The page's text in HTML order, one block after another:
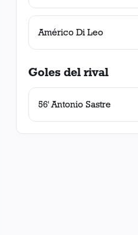
Américo Di Leo
Goles del rival
56' Antonio Sastre